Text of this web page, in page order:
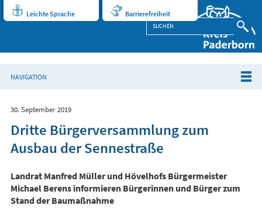
Leichte Sprache Barrierefreiheit
NAVIGATION
30. September 2019
Dritte Bürgerversammlung zum
Ausbau der Sennestraße
Landrat Manfred Müller und Hövelhofs Bürgermeister
Michael Berens informieren Bürgerinnen und Bürger zum
Stand der Baumaßnahme